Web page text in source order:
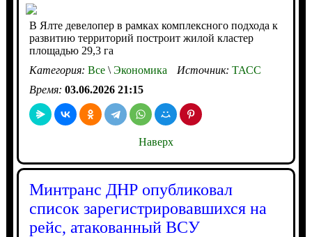
В Ялте девелопер в рамках комплексного подхода к
развитию территорий построит жилой кластер
площадью 29,3 га
Категория: Все\Экономика Источник: ТАСС
Время: 03.06.2026 21:15
Наверх
Минтранс ДНР опубликовал
список зарегистрировавшихся на
рейс, атакованный ВСУ